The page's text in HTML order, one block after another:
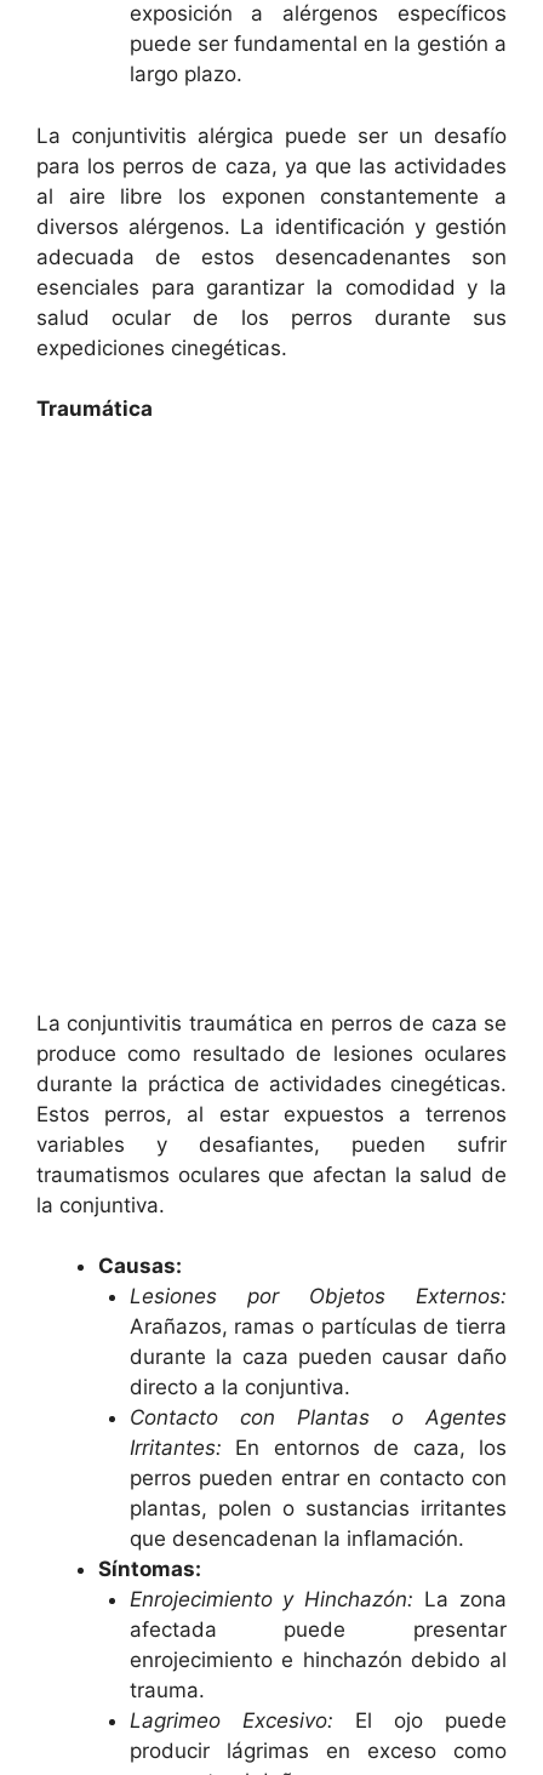
exposición a alérgenos específicos
puede ser fundamental en la gestión a
largo plazo.
La conjuntivitis alérgica puede ser un desafío
para los perros de caza, ya que las actividades
al aire libre los exponen constantemente a
diversos alérgenos. La identificación y gestión
adecuada de estos desencadenantes son
esenciales para garantizar la comodidad y la
salud ocular de los perros durante sus
expediciones cinegéticas.
Traumática
La conjuntivitis traumática en perros de caza se
produce como resultado de lesiones oculares
durante la práctica de actividades cinegéticas.
Estos perros, al estar expuestos a terrenos
variables y desafiantes, pueden sufrir
traumatismos oculares que afectan la salud de
la conjuntiva.
Causas:
Lesiones por Objetos Externos:
Arañazos, ramas o partículas de tierra
durante la caza pueden causar daño
directo a la conjuntiva.
Contacto con Plantas o Agentes
Irritantes: En entornos de caza, los
perros pueden entrar en contacto con
plantas, polen o sustancias irritantes
que desencadenan la inflamación.
Síntomas:
Enrojecimiento y Hinchazón: La zona
afectada puede presentar
enrojecimiento e hinchazón debido al
trauma.
Lagrimeo Excesivo: El ojo puede
producir lágrimas en exceso como